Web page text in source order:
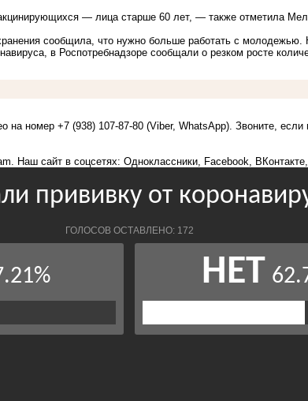
— лица старше 60 лет, — также отметила
сообщила, что нужно больше работать с
в Роспотребнадзоре сообщали о резком росте
на номер +7 (938) 107-87-80 (Viber, WhatsApp). Звоните,
. Наш сайт в соцсетях: Одноклассники Facebook ВКонтакте